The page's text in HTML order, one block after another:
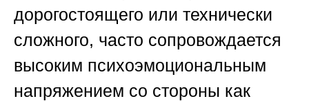
дорогостоящего или технически
сложного, часто сопровождается
высоким психоэмоциональным
напряжением со стороны как